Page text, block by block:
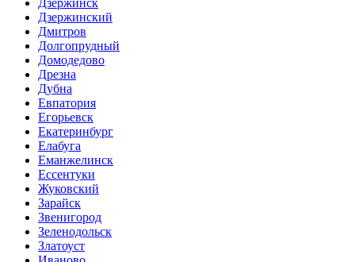
Дзержинск
Дзержинский
Дмитров
Долгопрудный
Домодедово
Дрезна
Дубна
Евпатория
Егорьевск
Екатеринбург
Елабуга
Еманжелинск
Ессентуки
Жуковский
Зарайск
Звенигород
Зеленодольск
Златоуст